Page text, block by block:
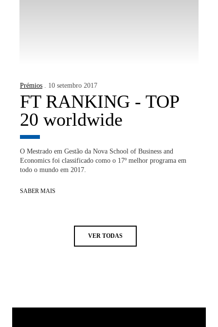
Prémios . 10 setembro 2017
FT RANKING - TOP
20 worldwide
O Mestrado em Gestão da Nova School of Business and
Economics foi classificado como o 17º melhor programa em
todo o mundo em 2017.
SABER MAIS
VER TODAS